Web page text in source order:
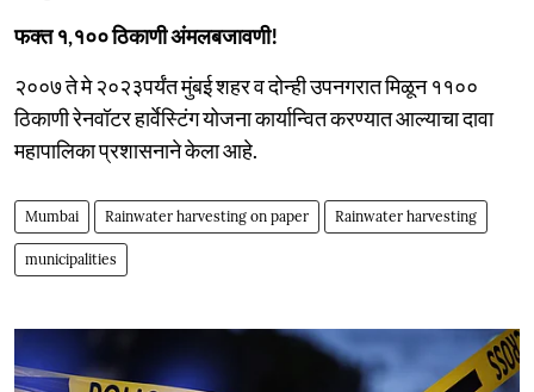
फक्त १,१०० ठिकाणी अंमलबजावणी!
२००७ ते मे २०२३पर्यंत मुंबई शहर व दोन्ही उपनगरात मिळून ११००
ठिकाणी रेनवॉटर हार्वेस्टिंग योजना कार्यान्वित करण्यात आल्याचा दावा
महापालिका प्रशासनाने केला आहे.
Mumbai Rainwater harvesting on paper Rainwater harvesting
municipalities